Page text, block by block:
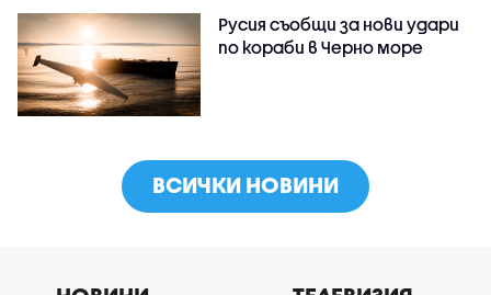
Русия съобщи за нови удари
по кораби в Черно море
ВСИЧКИ НОВИНИ